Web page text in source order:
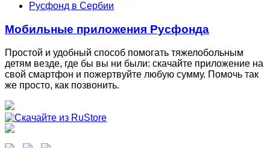
Русфонд в Сербии
Мобильные приложения Русфонда
Простой и удобный способ помогать тяжелобольным
детям везде, где бы вы ни были: скачайте приложение на
свой смартфон и пожертвуйте любую сумму. Помочь так
же просто, как позвонить.